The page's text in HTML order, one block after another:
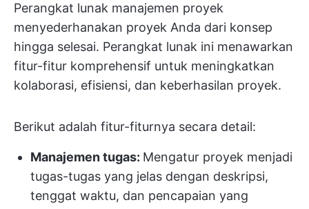
Perangkat lunak manajemen proyek
menyederhanakan proyek Anda dari konsep
hingga selesai. Perangkat lunak ini menawarkan
fitur-fitur komprehensif untuk meningkatkan
kolaborasi, efisiensi, dan keberhasilan proyek.
Berikut adalah fitur-fiturnya secara detail:
Manajemen tugas: Mengatur proyek menjadi
tugas-tugas yang jelas dengan deskripsi,
tenggat waktu, dan pencapaian yang